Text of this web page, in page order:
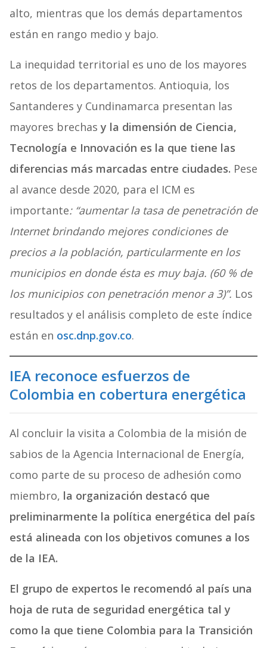
alto, mientras que los demás departamentos
están en rango medio y bajo.
La inequidad territorial es uno de los mayores
retos de los departamentos. Antioquia, los
Santanderes y Cundinamarca presentan las
mayores brechas y la dimensión de Ciencia,
Tecnología e Innovación es la que tiene las
diferencias más marcadas entre ciudades. Pese
al avance desde 2020, para el ICM es
importante: “aumentar la tasa de penetración de
Internet brindando mejores condiciones de
precios a la población, particularmente en los
municipios en donde ésta es muy baja. (60 % de
los municipios con penetración menor a 3)”. Los
resultados y el análisis completo de este índice
están en osc.dnp.gov.co.
IEA reconoce esfuerzos de
Colombia en cobertura energética
Al concluir la visita a Colombia de la misión de
sabios de la Agencia Internacional de Energía,
como parte de su proceso de adhesión como
miembro, la organización destacó que
preliminarmente la política energética del país
está alineada con los objetivos comunes a los
de la IEA.
El grupo de expertos le recomendó al país una
hoja de ruta de seguridad energética tal y
como la que tiene Colombia para la Transición